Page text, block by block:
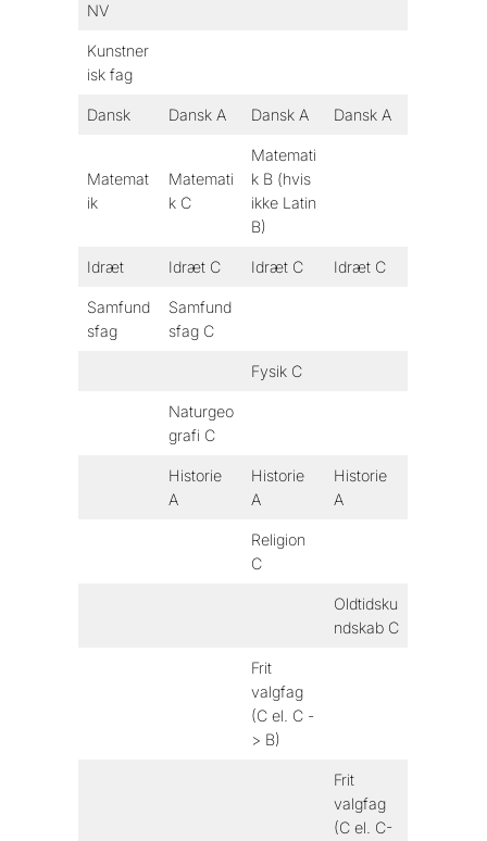
NV
Kunstner
isk fag
Dansk Dansk A Dansk A Dansk A
Matemat
ik
Matemati
k C
Matemati
k B (hvis
ikke Latin
B)
Idræt Idræt C Idræt C Idræt C
Samfund
sfag
Samfund
sfag C
Fysik C
Naturgeo
grafi C
Historie
A
Historie
A
Historie
A
Religion
C
Oldtidsku
ndskab C
Frit
valgfag
(C el. C -
> B)
Frit
valgfag
(C el. C-